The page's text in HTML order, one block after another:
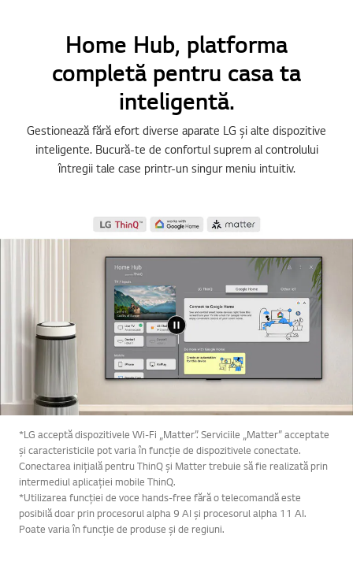
Home Hub, platforma
completă pentru casa ta
inteligentă.
Gestionează fără efort diverse aparate LG și alte dispozitive
inteligente. Bucură-te de confortul suprem al controlului
întregii tale case printr-un singur meniu intuitiv.
*LG acceptă dispozitivele Wi-Fi „Matter”. Serviciile „Matter” acceptate
și caracteristicile pot varia în funcție de dispozitivele conectate.
Conectarea inițială pentru ThinQ și Matter trebuie să fie realizată prin
intermediul aplicației mobile ThinQ.
*Utilizarea funcției de voce hands-free fără o telecomandă este
posibilă doar prin procesorul alpha 9 AI și procesorul alpha 11 AI.
Poate varia în funcție de produse și de regiuni.
Online Chat